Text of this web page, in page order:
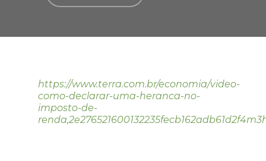
https://www.terra.com.br/economia/video-
como-declarar-uma-heranca-no-
imposto-de-